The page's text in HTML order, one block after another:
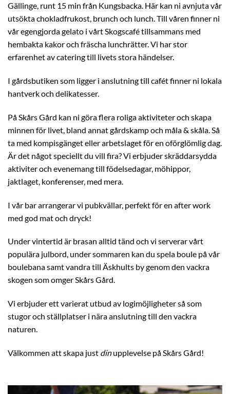
Gällinge, runt 15 min från Kungsbacka. Här kan ni avnjuta vår
utsökta chokladfrukost, brunch och lunch. Till våren finner ni
vår egengjorda gelato i vårt Skogscafé tillsammans med
hembakta kakor och fräscha lunchrätter. Vi har stor
erfarenhet av catering till livets stora händelser.
I gårdsbutiken som ligger i anslutning till cafét finner ni lokala
hantverk och delikatesser.
På Skårs Gård kan ni göra flera roliga aktiviteter och skapa
minnen för livet, bland annat gårdskamp och måla & skåla. Så
ta med kompisgänget eller arbetslaget för en oförglömlig dag.
Är det något speciellt du vill fira? Vi erbjuder skräddarsydda
aktiviter och evenemang till födelsedagar, möhippor,
jaktlaget, konferenser, med mera.
I vår bar arrangerar vi pubkvällar, perfekt för en after work
med god mat och dryck!
Under vintertid är brasan alltid tänd och vi serverar vårt
populära julbord, under sommaren kan du spela boule på vår
boulebana samt vandra till Äskhults by genom den vackra
skogen som omger Skårs Gård.
Vi erbjuder ett varierat utbud av logimöjligheter så som
stugor och ställplatser i nära anslutning till den vackra
naturen.
Välkommen att skapa just dinupplevelse på Skårs Gård!